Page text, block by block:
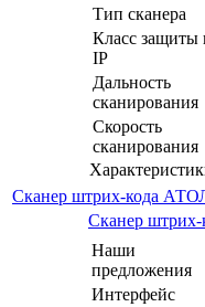
Тип сканера
Класс защиты
IP
Дальность
сканирования
Скорость
сканирования
Сканер штрих-кода
Сканер
Наши
предложения
Интерфейс